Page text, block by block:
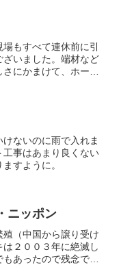
もすべて連休前に引
いました。端材など
にかまけて、ホーム
ないのに雨で入れま
事はあまり良くない
すように。
ニッポン
（中国から譲り受け
２００３年に絶滅し
あったので残念です